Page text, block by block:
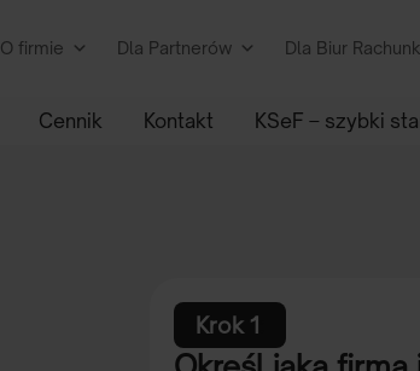
O firmie Dla Partnerów Dla Biur
Cennik Kontakt KSeF – szybki
Krok 1